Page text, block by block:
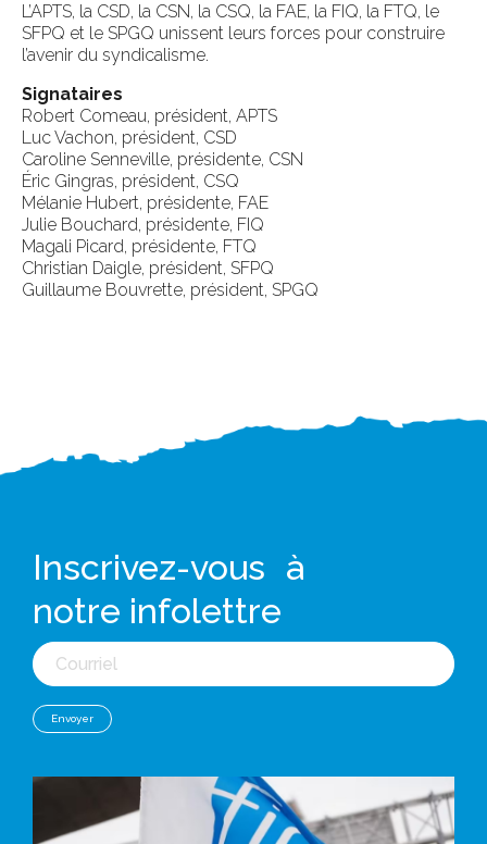
L’APTS, la CSD, la CSN, la CSQ, la FAE, la FIQ, la FTQ, le
SFPQ et le SPGQ unissent leurs forces pour construire
l’avenir du syndicalisme.
Signataires
Robert Comeau, président, APTS
Luc Vachon, président, CSD
Caroline Senneville, présidente, CSN
Éric Gingras, président, CSQ
Mélanie Hubert, présidente, FAE
Julie Bouchard, présidente, FIQ
Magali Picard, présidente, FTQ
Christian Daigle, président, SFPQ
Guillaume Bouvrette, président, SPGQ
Inscrivez-vous à
notre infolettre
Courriel
Envoyer